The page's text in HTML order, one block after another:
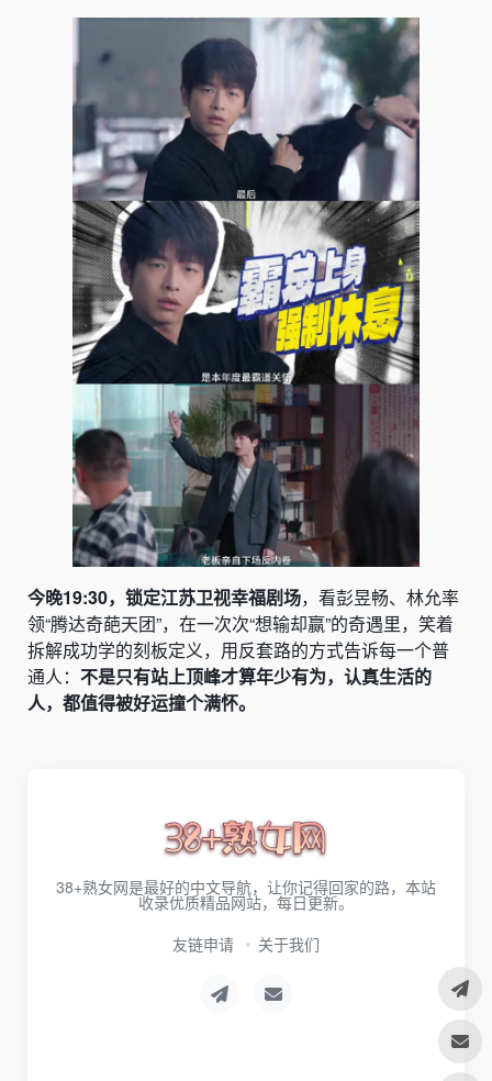
今晚19:30，锁定江苏卫视幸福剧场，看彭昱畅、林允率
领“腾达奇葩天团”，在一次次“想输却赢”的奇遇里，笑着
拆解成功学的刻板定义，用反套路的方式告诉每一个普
通人： 不是只有站上顶峰才算年少有为，认真生活的
人，都值得被好运撞个满怀。
38+熟女网是最好的中文导航，让你记得回家的路，本站
收录优质精品网站，每日更新。
友链申请
关于我们